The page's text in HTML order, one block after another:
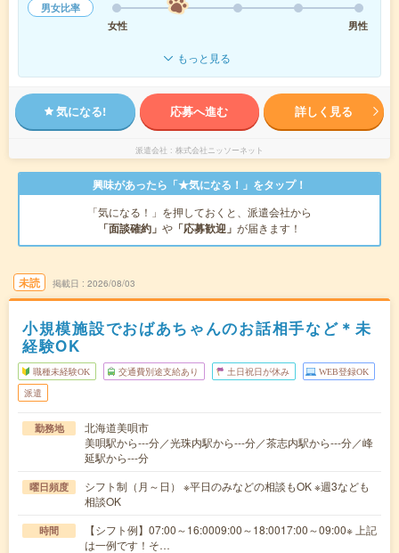
男女比率
女性
男性
もっと見る
気になる! 応募へ進む 詳しく見る
派遣会社 株式会社ニッソーネット
興味があったら「★気になる！」をタップ！
「気になる！」を押しておくと、派遣会社から
「面談確約」 や 「応募歓迎」 が届きます！
未読 掲載日 2026/08/03
小規模施設でおばあちゃんのお話相手など＊未
経験OK
職種未経験OK 交通費別途支給あり 土日祝日が休み WEB登録OK
派遣
勤務地
北海道美唄市
美唄駅から---分／光珠内駅から---分／茶志内駅から---分／峰
延駅から---分
曜日頻度
シフト制（月～日） ※平日のみなどの相談もOK ※週3なども
相談OK
時間
【シフト例】07:00～16:0009:00～18:0017:00～09:00※ 上記
は一例です！そ…